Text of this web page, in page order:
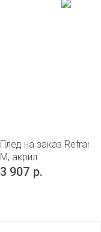
Плед на заказ
М, акрил
3 907 р.